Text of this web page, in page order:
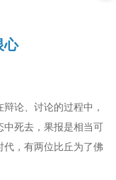
心
论、讨论的过程中，
中死去，果报是相当可
代，有两位比丘为了佛